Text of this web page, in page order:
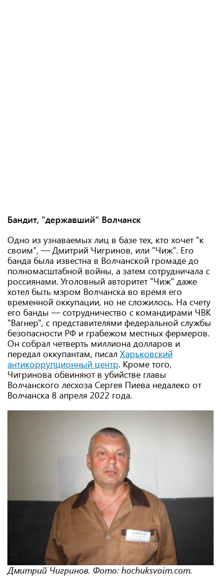
Бандит, "державший" Волчанск
Одно из узнаваемых лиц в базе тех, кто хочет "к
своим", — Дмитрий Чигринов, или "Чиж". Его
банда была известна в Волчанской громаде до
полномасштабной войны, а затем сотрудничала с
россиянами. Уголовный авторитет "Чиж" даже
хотел быть мэром Волчанска во время его
временной оккупации, но не сложилось. На счету
его банды — сотрудничество с командирами ЧВК
"Вагнер", с представителями федеральной службы
безопасности РФ и грабежом местных фермеров.
Он собрал четверть миллиона долларов и
передал оккупантам, писал Харьковский
антикоррупционный центр. Кроме того,
Чигринова обвиняют в убийстве главы
Волчанского лесхоза Сергея Пиева недалеко от
Волчанска 8 апреля 2022 года.
Дмитрий Чигринов. Фото: hochuksvoim.com.